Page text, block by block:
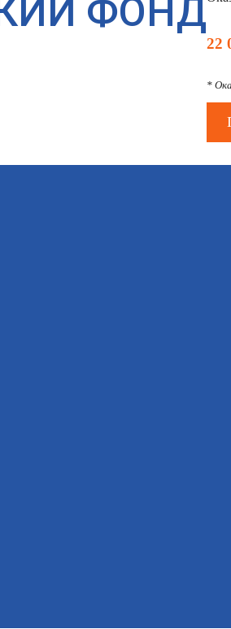
ФОНД
22
*